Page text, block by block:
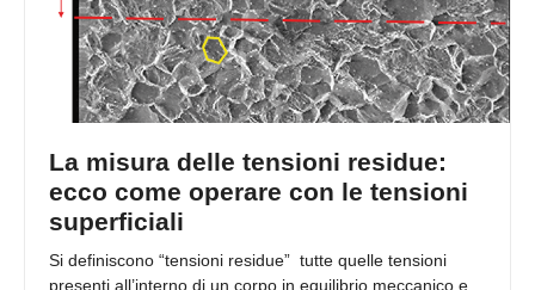
La misura delle tensioni residue:
ecco come operare con le tensioni
superficiali
Si definiscono “tensioni residue” tutte quelle tensioni
presenti all’interno di un corpo in equilibrio meccanico e